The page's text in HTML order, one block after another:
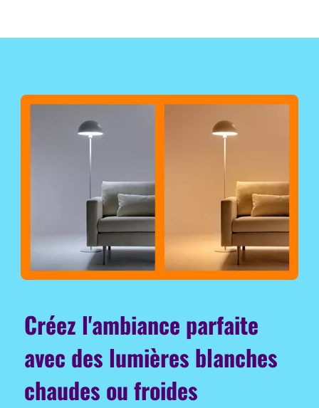
Créez l'ambiance parfaite
avec des lumières blanches
chaudes ou froides